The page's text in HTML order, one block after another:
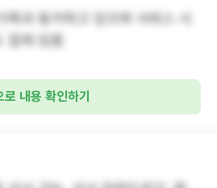
족과 동거하고 있으며 서비스 시
집에 있음
로 내용 확인하기